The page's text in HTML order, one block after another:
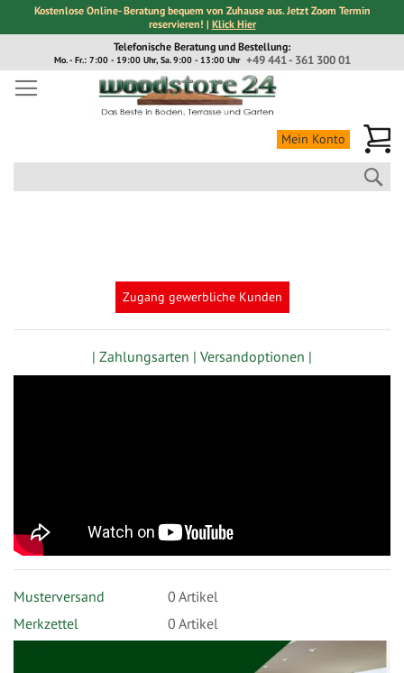
Kostenlose Online- Beratung bequem von Zuhause aus. Jetzt Zoom Termin
reservieren! | Klick Hier
Inhalt
Telefonische Beratung und Bestellung:
+49 441 - 361 300 01
Mo. - Fr.: 7:00 - 19:00 Uhr, Sa. 9:00 - 13:00 Uhr
Mein Konto
Zugang gewerbliche Kunden
| Zahlungsarten | Versandoptionen |
Musterversand 0 Artikel
Merkzettel
0 Artikel